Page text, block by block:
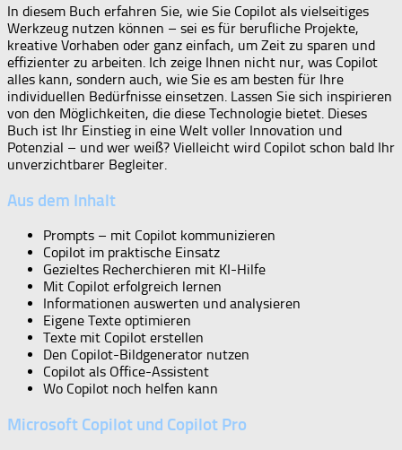
In diesem Buch erfahren Sie, wie Sie Copilot als vielseitiges
Werkzeug nutzen können – sei es für berufliche Projekte,
kreative Vorhaben oder ganz einfach, um Zeit zu sparen und
effizienter zu arbeiten. Ich zeige Ihnen nicht nur, was Copilot
alles kann, sondern auch, wie Sie es am besten für Ihre
individuellen Bedürfnisse einsetzen. Lassen Sie sich inspirieren
von den Möglichkeiten, die diese Technologie bietet. Dieses
Buch ist Ihr Einstieg in eine Welt voller Innovation und
Potenzial – und wer weiß? Vielleicht wird Copilot schon bald Ihr
unverzichtbarer Begleiter.
Aus dem Inhalt
Prompts – mit Copilot kommunizieren
Copilot im praktische Einsatz
Gezieltes Recherchieren mit KI-Hilfe
Mit Copilot erfolgreich lernen
Informationen auswerten und analysieren
Eigene Texte optimieren
Texte mit Copilot erstellen
Den Copilot-Bildgenerator nutzen
Copilot als Office-Assistent
Wo Copilot noch helfen kann
Microsoft Copilot und Copilot Pro